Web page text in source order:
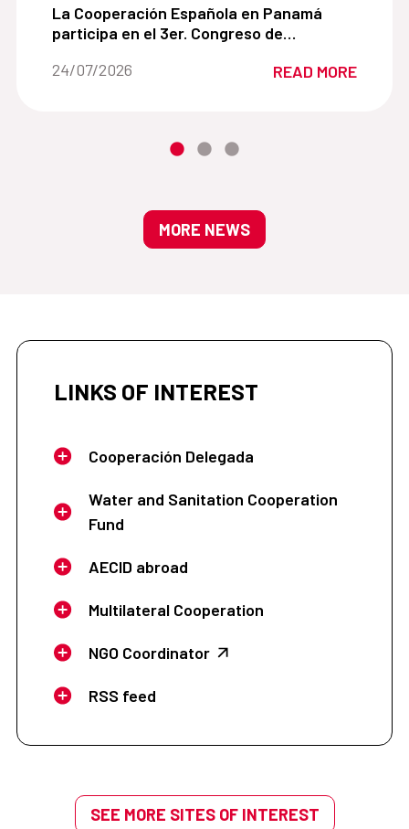
de cooperación con la Alianza para el Desarrollo
La Cooperación Española en Panamá participa
La Cooperación Española en Panamá
participa en el 3er. Congreso de
soluciones basadas en la naturaleza
Date of the news::
24/07/2026 READ MORE
MORE NEWS
LINKS OF INTEREST
Cooperación Delegada
Water and Sanitation Cooperation
Fund
AECID abroad
Multilateral Cooperation
NGO Coordinator
RSS feed
SEE MORE SITES OF INTEREST